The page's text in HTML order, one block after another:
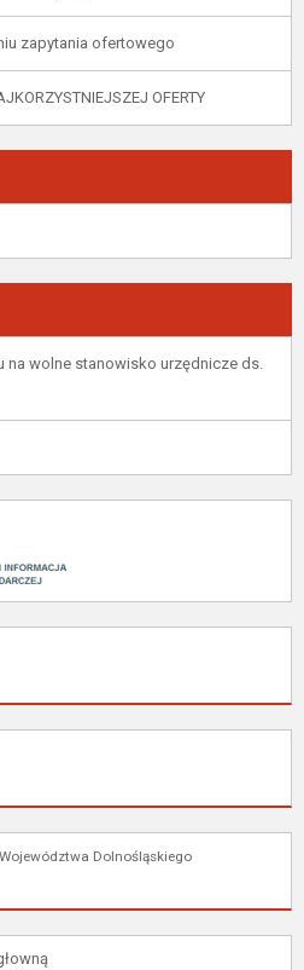
zapytania ofertowego
OFERTY
na wolne stanowisko urzędnicze ds.
Dolnośląskiego